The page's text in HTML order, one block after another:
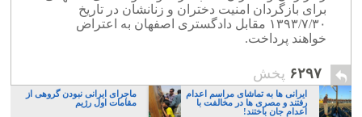
برای بازگردان امنیت دختران و زنانشان در تاریخ
۱۳۹۳/۷/۳۰ مقابل دادگستری اصفهان به اعتراض
خواهند پرداخت.
۶۲۹۷ پخش
ایرانی ها به تماشای مراسم اعدام
رفتند و مصری ها در مخالفت با
اعدام جان باختند!
ماجرای ایرانی نبودن گروهی از
مقامات اول رژیم